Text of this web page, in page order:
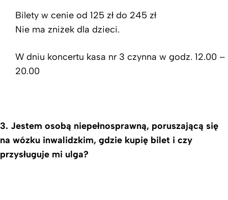
Bilety w cenie od 125 zł do 245 zł
Nie ma zniżek dla dzieci.
W dniu koncertu kasa nr 3 czynna w godz. 12.00 –
20.00
3. Jestem osobą niepełnosprawną, poruszającą się
na wózku inwalidzkim, gdzie kupię bilet i czy
przysługuje mi ulga?